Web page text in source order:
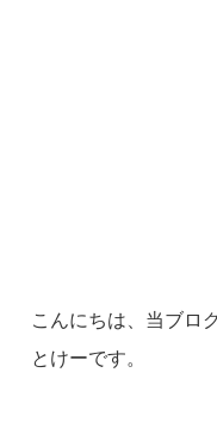
こんにちは、当ブロ
とけーです。